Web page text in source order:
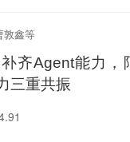
敦鑫等
齐Agent能力，
三重共振